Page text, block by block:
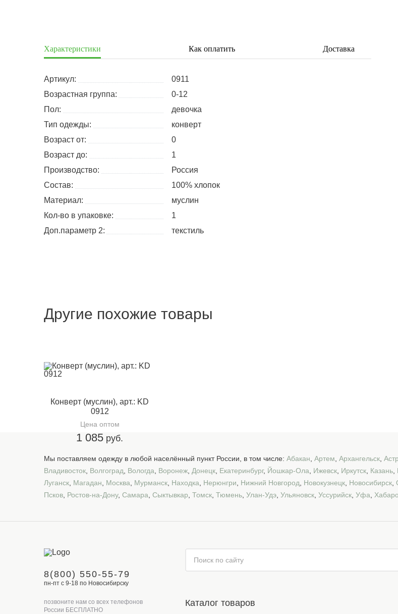
Характеристики Как оплатить Доставка
Артикул:
0911
Возрастная группа:
0-12
Пол:
девочка
Тип одежды:
конверт
Возраст от:
0
Возраст до:
1
Производство:
Россия
Состав:
100% хлопок
Материал:
муслин
Кол-во в упаковке:
1
Доп.параметр 2:
текстиль
Другие похожие товары
Конверт (муслин), арт.: KD
0912
Цена оптом
1 085 руб.
Мы поставляем одежду в любой населённый пункт России, в том числе: Абакан Артем Архангельск
Владивосток Волгоград Вологда Воронеж Донецк Екатеринбург, Йошкар-Ола Ижевск Иркутск Казань
Луганск Магадан Москва Мурманск Находка Нерюнгри Нижний Новгород Новокузнецк Новосибирск
Псков Ростов-на-Дону, Самара Сыктывкар Томск Тюмень Улан-Удэ Ульяновск Уссурийск Уфа
8(800) 550-55-79
пн-пт с 9-18 по Новосибирску
позвоните нам со всех телефонов
России БЕСПЛАТНО
Каталог товаров